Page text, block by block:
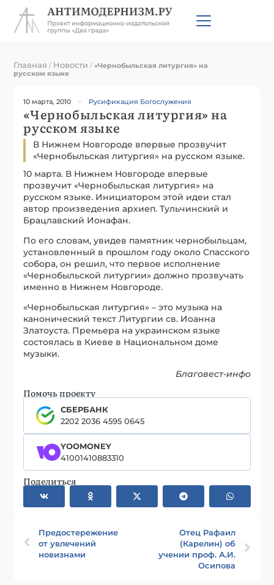
Главная / Новости /«Чернобыльская литургия» на
русском языке
10 марта, 2010 Русификация Богослужения
«Чернобыльская литургия» на
русском языке
В Нижнем Новгороде впервые прозвучит
«Чернобыльская литургия» на русском языке.
10 марта. В Нижнем Новгороде впервые
прозвучит «Чернобыльская литургия» на
русском языке. Инициатором этой идеи стал
автор произведения архиеп. Тульчинский и
Брацлавский Ионафан.
По его словам, увидев памятник чернобыльцам,
установленный в прошлом году около Спасского
собора, он решил, что первое исполнение
«Чернобыльской литургии» должно прозвучать
именно в Нижнем Новгороде.
«Чернобыльская литургия» – это музыка на
канонический текст Литургии св. Иоанна
Златоуста. Премьера на украинском языке
состоялась в Киеве в Национальном доме
музыки.
Благовест-инфо
Помочь проекту
СБЕРБАНК
2202 2036 4595 0645
YOOMONEY
41001410883310
Поделиться
Предостережение
от увлечений
новизнами
Отец Рафаил
(Карелин) об
учении проф. А.И.
Осипова